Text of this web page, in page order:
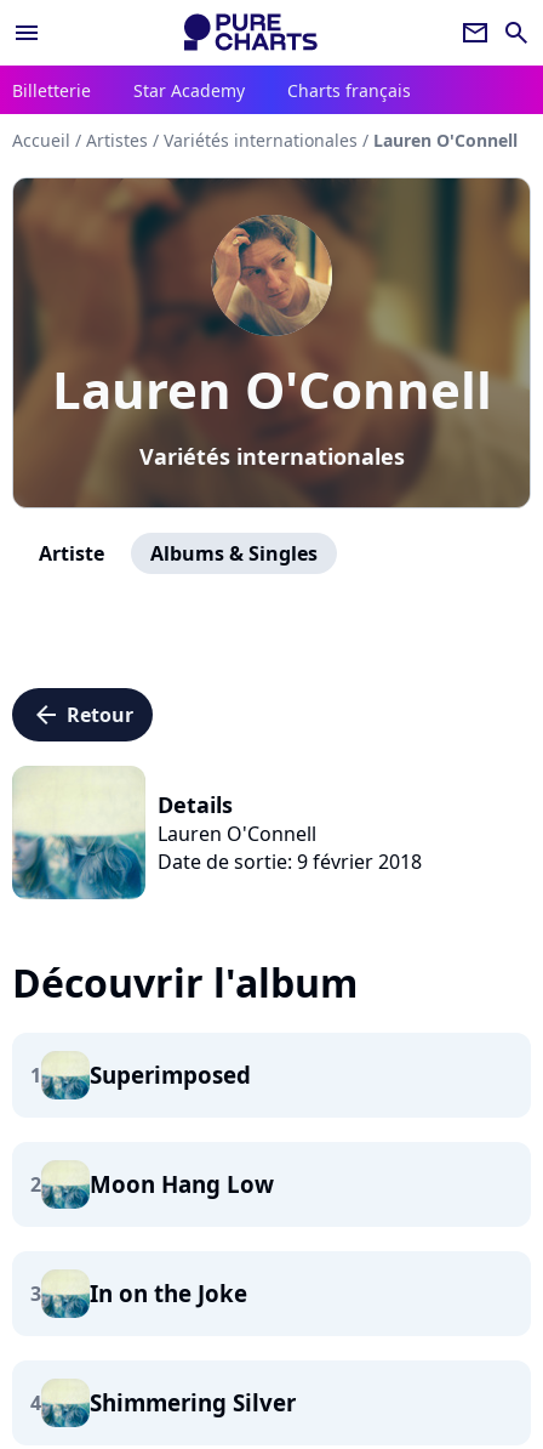
menu newsletter search
Billetterie Star Academy Charts français
Accueil / Artistes / Variétés internationales / Lauren O'Connell
Lauren O'Connell
Variétés internationales
Artiste Albums & Singles
arrow_left Retour
Details
Lauren O'Connell
Date de sortie: 9 février 2018
Découvrir l'album
1 Superimposed
2 Moon Hang Low
3 In on the Joke
4 Shimmering Silver